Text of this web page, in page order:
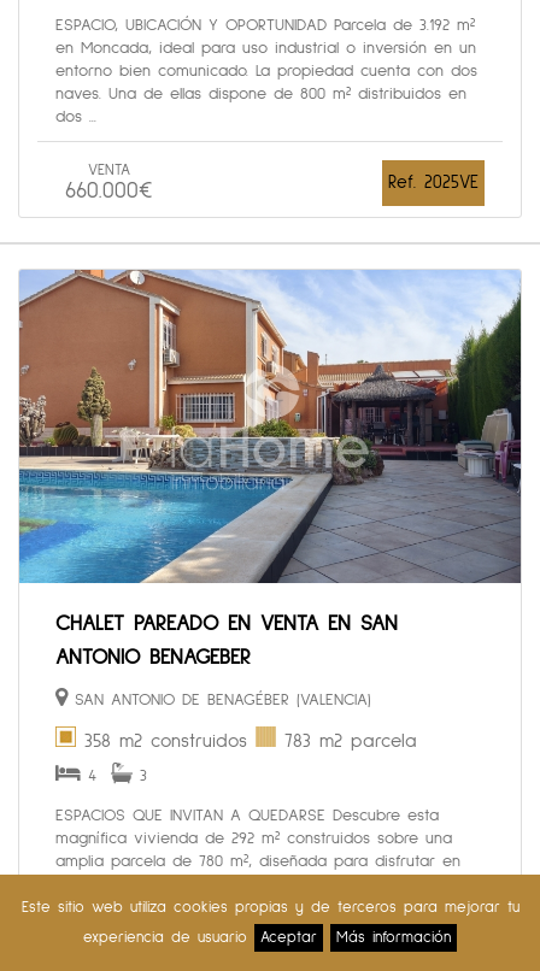
ESPACIO, UBICACIÓN Y OPORTUNIDAD Parcela de 3.192 m²
en Moncada, ideal para uso industrial o inversión en un
entorno bien comunicado. La propiedad cuenta con dos
naves. Una de ellas dispone de 800 m² distribuidos en
dos ...
VENTA
660.000€ Ref. 2025VE
CHALET PAREADO EN VENTA EN SAN
ANTONIO BENAGEBER
SAN ANTONIO DE BENAGÉBER (VALENCIA)
358 m2 construidos 783 m2 parcela
4 3
ESPACIOS QUE INVITAN A QUEDARSE Descubre esta
magnífica vivienda de 292 m² construidos sobre una
amplia parcela de 780 m², diseñada para disfrutar en
tranquilidad. Al a...
SOLICITA MÁS INFORMACIÓN
Este sitio web utiliza cookies propias y de terceros para mejorar tu
experiencia de usuario
Aceptar Más información